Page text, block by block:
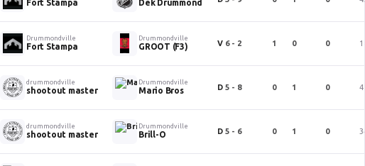
Fort Stampa Dek Drummond
Drummondville
Fort Stampa
Drummondville
GROOT (F3) V 6 - 2 1 0 0 18
drummondville
shootout master
Drummondville
Mario Bros D 5 - 8 0 1 0 41
drummondville
shootout master
Drummondville
Brill-O D 5 - 6 0 1 0 34